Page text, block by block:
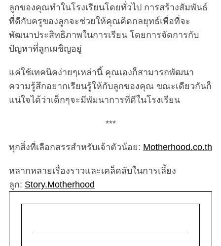
ลูกของคุณทำในโรงเรียนโดยทั่วไป การสร้างสัมพันธ์
ที่ดีกับครูของลูกจะช่วยให้คุณคิดกลยุทธ์เพื่อที่จะ
พัฒนาประสิทธิภาพในการเรียน โดยการจัดการกับ
ปัญหาที่ลูกเผชิญอยู่
แค่ใช้เทคนิคง่ายๆเหล่านี้ คุณเองก็สามารถพัฒนา
ความรู้สึกอยากเรียนรู้ให้กับลูกของคุณ ขณะเดียวกันก็
แน่ใจได้ว่าเด็กๆจะมีพัมนาการที่ดีในโรงเรียน
***
ทุกสิ่งที่เลือกสรรสำหรับเจ้าตัวน้อย: Motherhood.co.th
หลากหลายเรื่องราวและเคล็ดลับในการเลี้ยง
ลูก: Story.Motherhood